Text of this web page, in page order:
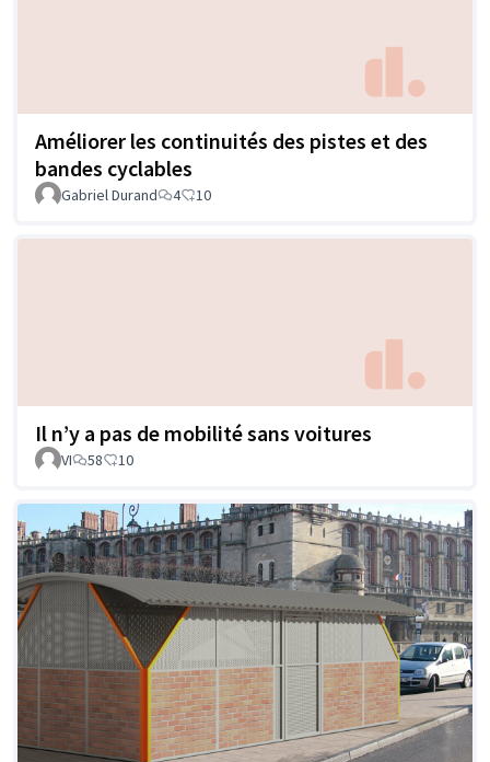
Améliorer les continuités des pistes et des
bandes cyclables
Gabriel Durand 4 10
Il n’y a pas de mobilité sans voitures
VI 58 10